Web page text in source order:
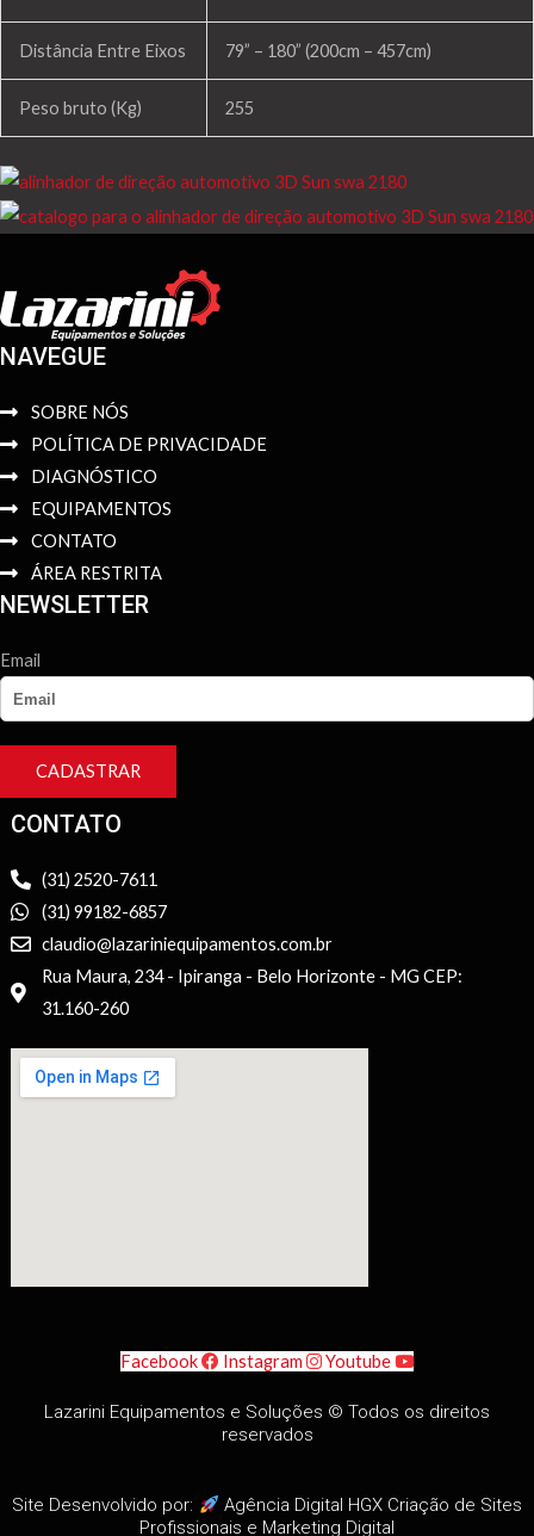
Distância Entre Eixos 79” – 180” (200cm – 457cm)
Peso bruto (Kg) 255
NAVEGUE
SOBRE NÓS
POLÍTICA DE PRIVACIDADE
DIAGNÓSTICO
EQUIPAMENTOS
CONTATO
ÁREA RESTRITA
NEWSLETTER
Email
CADASTRAR
CONTATO
(31) 2520-7611
(31) 99182-6857
claudio@lazariniequipamentos.com.br
Rua Maura, 234 - Ipiranga - Belo Horizonte - MG CEP:
31.160-260
Facebook Instagram Youtube
Lazarini Equipamentos e Soluções © Todos os direitos
reservados
Site Desenvolvido por: Agência Digital HGX Criação de Sites
Profissionais e Marketing Digital